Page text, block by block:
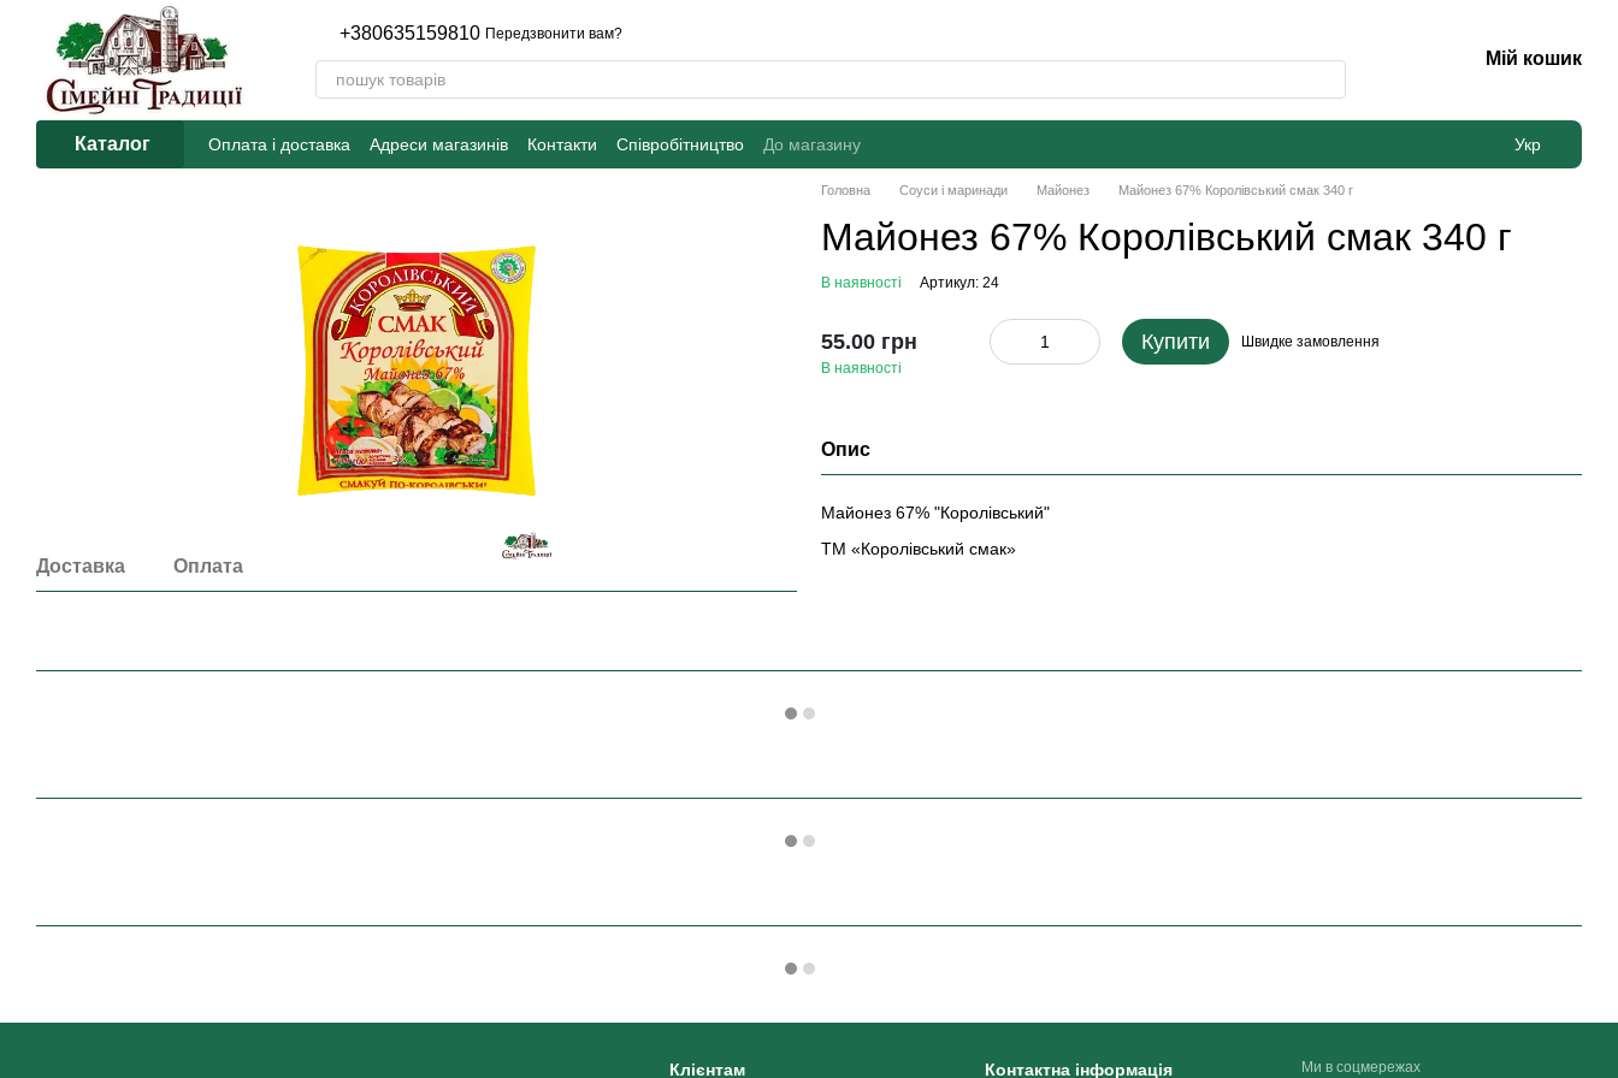
Перейти до основного контенту
+380635159810 Передзвонити вам?
Мій кошик
Каталог Оплата і доставка Адреси магазинів Контакти Співробітництво До магазину Укр
Доставка Оплата
Головна Соуси і маринади Майонез Майонез 67% Королівський смак 340 г
Майонез 67% Королівський смак 340 г
В наявності Артикул: 24
55.00 грн
В наявності
Купити Швидке замовлення
Опис
Майонез 67% "Королівський"
ТМ «Королівський смак»
Клієнтам Контактна інформація Ми в соцмережах